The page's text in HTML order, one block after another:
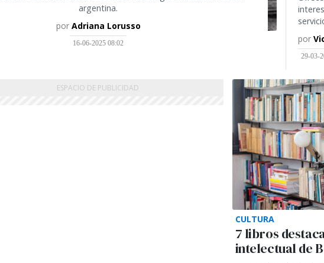
argentina.
por Adriana Lorusso
16-06-2025 08:02
por
29-03-
CULTURA
7 libros
intelectual de